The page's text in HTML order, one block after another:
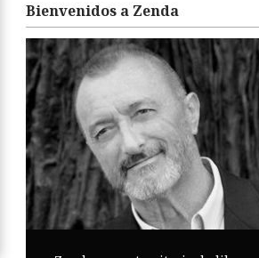
Bienvenidos a Zenda